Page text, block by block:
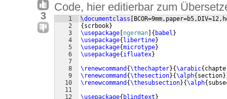
3
Code, hier editierbar zum
1
2
3
4
5
6
7
8
9
10
11
12
\documentclass
{ scrbook}
\usepackage ngerman { babel }
\usepackage{ libertine}
\usepackage{microtype}
\usepackage{ ifluatex}
\renewcommand {\thechapter}{\arabic{
\renewcommand {\thesection}{\alph{ section
\renewcommand {\thesubsection}{\alph{
\usepackage{ blindtext }